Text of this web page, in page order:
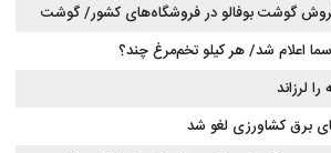
فروش گوشت بوفالو در فروشگاه‌های کشور/ گوشت
هر کیلو بوفالو با چه قیمتی به فروش می‌رود؟
اعلام شد/ هر کیلو تخم‌مرغ چند؟
برق کشاورزی لغو شد